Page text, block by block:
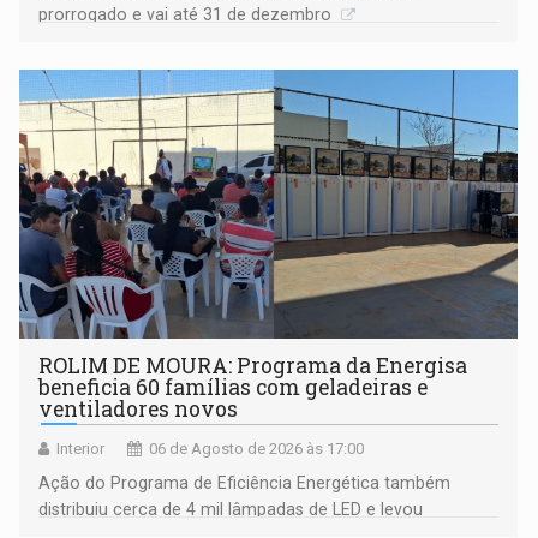
prorrogado e vai até 31 de dezembro
ROLIM DE MOURA: Programa da Energisa
beneficia 60 famílias com geladeiras e
ventiladores novos
Interior 06 de Agosto de 2026 às 17:00
Ação do Programa de Eficiência Energética também
distribuiu cerca de 4 mil lâmpadas de LED e levou